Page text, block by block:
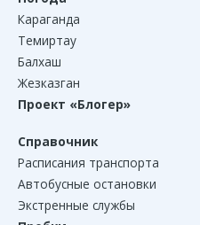
Караганда
Темиртау
Балхаш
Жезказган
Проект «Блогер»
Справочник
Расписания транспорта
Автобусные остановки
Экстренные службы